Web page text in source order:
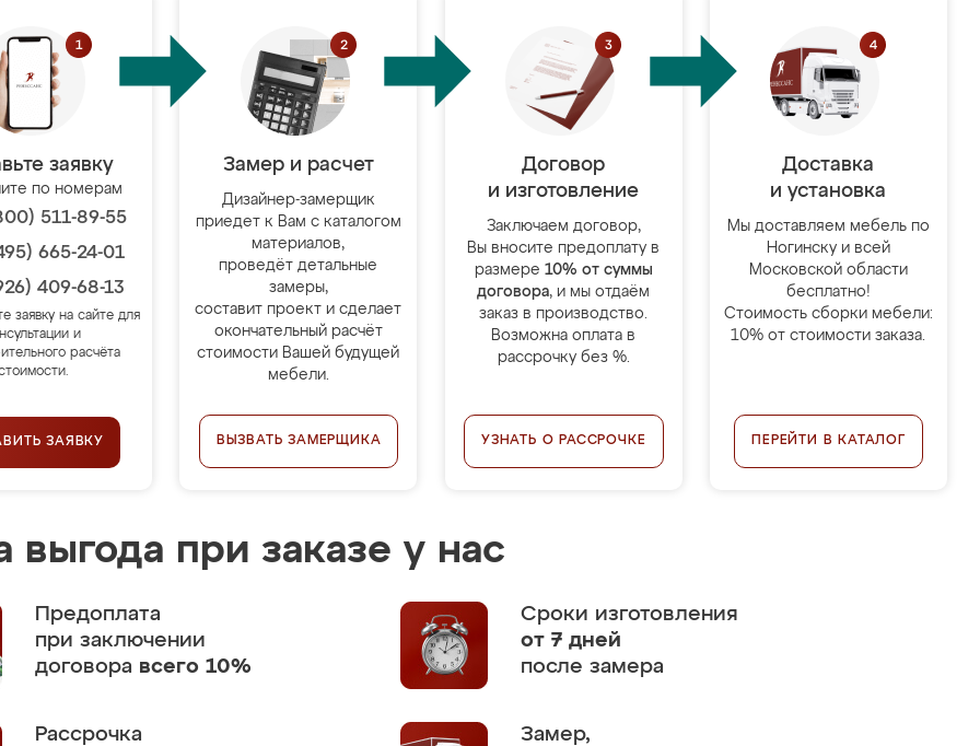
заявку
по номерам
511-89-55
665-24-01
409-68-13
заявку на сайте для
и
расчёта
ЗАЯВКУ
Замер и расчет
Дизайнер-замерщик
приедет к Вам с каталогом
материалов,
проведёт детальные
замеры,
составит проект и сделает
окончательный расчёт
стоимости Вашей будущей
мебели.
ВЫЗВАТЬ ЗАМЕРЩИКА
Договор
и изготовление
Заключаем договор,
Вы вносите предоплату в
размере 10% от суммы
договора, и мы отдаём
заказ в производство.
Возможна оплата в
рассрочку без %.
УЗНАТЬ О РАССРОЧКЕ
Доставка
и установка
Мы доставляем мебель по
Ногинску и всей
Московской области
бесплатно!
Стоимость сборки мебели:
10% от стоимости заказа.
ПЕРЕЙТИ В КАТАЛОГ
выгода при заказе у нас
Предоплата
при заключении
договора всего 10%
Сроки изготовления
от 7 дней
после замера
Рассрочка
Замер,